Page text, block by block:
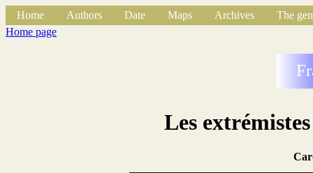
Home Authors Date Maps Archives
The
Home page
Les